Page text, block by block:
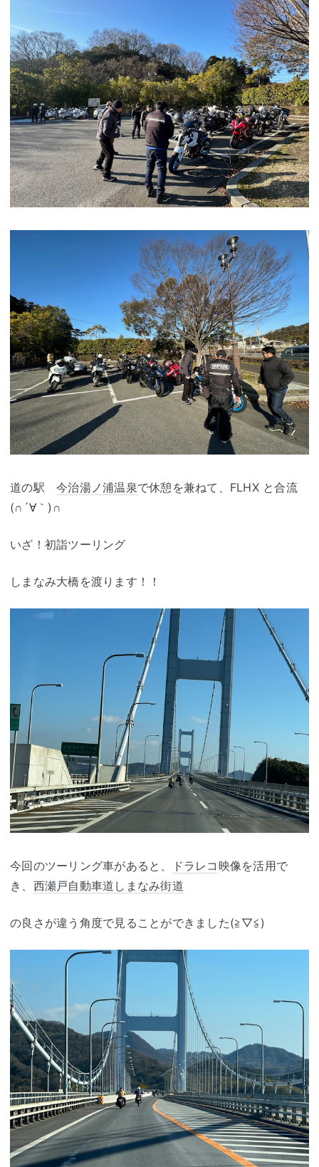
道の駅 今治湯ノ浦温泉で休憩を兼ねて、FLHX と合流
(∩´∀｀)∩
いざ！初詣ツーリング
しまなみ大橋を渡ります！！
今回のツーリング車があると、 ドラレコ 映像を活用で
き、 西瀬戸自動車道 しまなみ街道
の良さが違う角度で見ることができました(≧▽≦)